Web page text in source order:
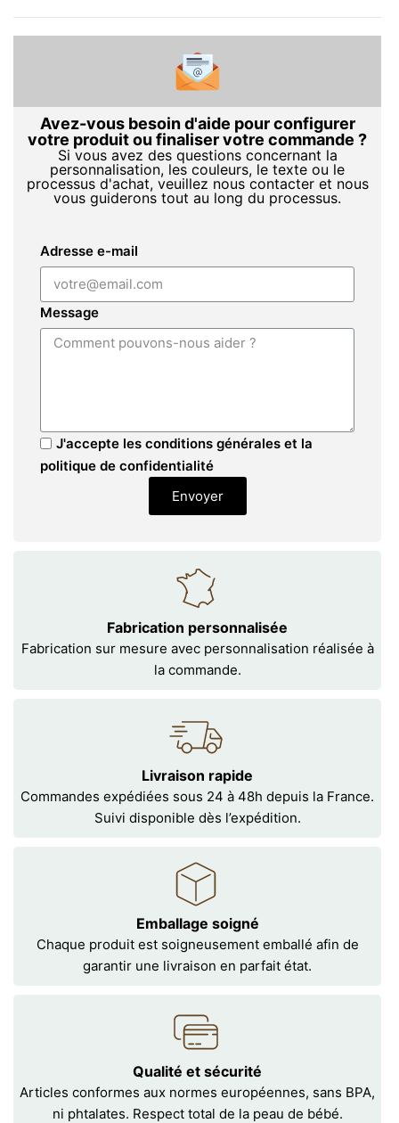
Avez-vous besoin d'aide pour configurer
votre produit ou finaliser votre commande ?
Si vous avez des questions concernant la
personnalisation, les couleurs, le texte ou le
processus d'achat, veuillez nous contacter et nous
vous guiderons tout au long du processus.
Adresse e-mail
Message
J'accepte les conditions générales et la
politique de confidentialité
Envoyer
Fabrication personnalisée
Fabrication sur mesure avec personnalisation réalisée à
la commande.
Livraison rapide
Commandes expédiées sous 24 à 48h depuis la France.
Suivi disponible dès l’expédition.
Emballage soigné
Chaque produit est soigneusement emballé afin de
garantir une livraison en parfait état.
Qualité et sécurité
Articles conformes aux normes européennes, sans BPA,
ni phtalates. Respect total de la peau de bébé.